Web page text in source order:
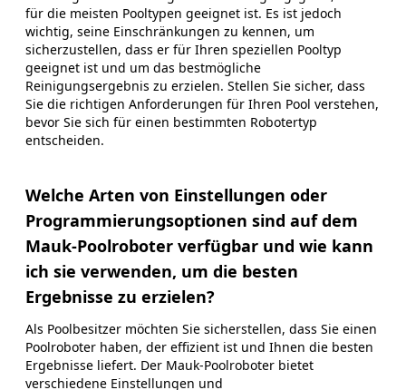
für die meisten Pooltypen geeignet ist. Es ist jedoch
wichtig, seine Einschränkungen zu kennen, um
sicherzustellen, dass er für Ihren speziellen Pooltyp
geeignet ist und um das bestmögliche
Reinigungsergebnis zu erzielen. Stellen Sie sicher, dass
Sie die richtigen Anforderungen für Ihren Pool verstehen,
bevor Sie sich für einen bestimmten Robotertyp
entscheiden.
Welche Arten von Einstellungen oder
Programmierungsoptionen sind auf dem
Mauk-Poolroboter verfügbar und wie kann
ich sie verwenden, um die besten
Ergebnisse zu erzielen?
Als Poolbesitzer möchten Sie sicherstellen, dass Sie einen
Poolroboter haben, der effizient ist und Ihnen die besten
Ergebnisse liefert. Der Mauk-Poolroboter bietet
verschiedene Einstellungen und